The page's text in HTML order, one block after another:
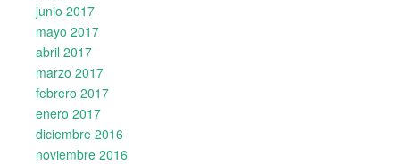
junio 2017
mayo 2017
abril 2017
marzo 2017
febrero 2017
enero 2017
diciembre 2016
noviembre 2016